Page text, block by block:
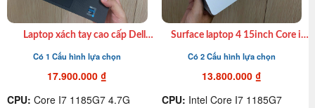
Laptop xách tay cao cấp Dell
16GB| SSD 512GB|13.4in FHD
giá rẻ quận 4
Có 1 Cấu hình lựa chọn
17.900.000₫
CPU: Core I7 1185G7 4.7G
Surface laptop 4 15inch Core i7
Cảm ứng 2K (2256 x 1504 )
Có 2 Cấu hình lựa chọn
13.800.000 ₫
CPU: Intel Core I7 1185G7